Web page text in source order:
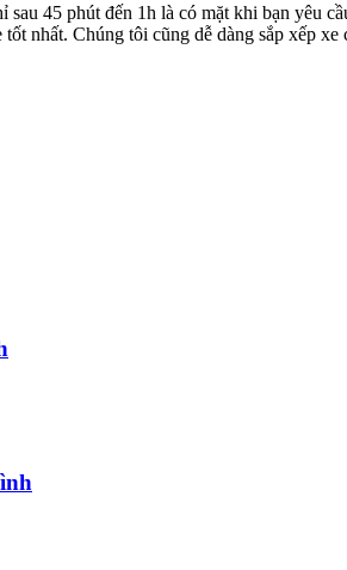
45 phút đến 1h là có mặt khi bạn yêu
nhất. Chúng tôi cũng dễ dàng sắp xếp xe